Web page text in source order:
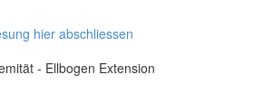
hier abschliessen
- Ellbogen Extension